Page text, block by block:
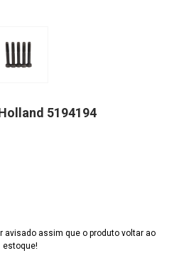
5194194
avisado assim que o produto voltar ao
estoque!